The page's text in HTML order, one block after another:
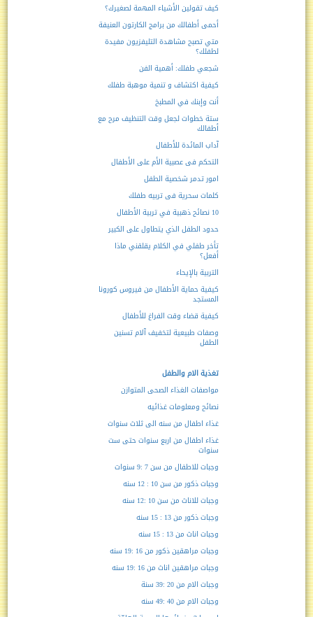
كيف تقولين الأشياء المهمة لصغيرك؟
أحمى أطفالك من برامج الكارتون العنيفة
متي تصبح مشاهدة التليفزيون مفيدة
لطفلك؟
شجعي طفلك: أهمية الفن
كيفية اكتشاف و تنمية موهبة طفلك
أنت وإبنك في المطبخ
ستة خطوات لجعل وقت التنظيف مرح مع
أطفالك
آداب المائدة للأطفال
التحكم فى عصبية الأم على الأطفال
امور تدمر شخصية الطفل
كلمات سحرية فى تربيه طفلك
10 نصائح ذهبية في تربية الأطفال
حدود الطفل الذي يتطاول على الكبير
تأخر طفلي في الكلام يقلقني ماذا
أفعل؟
التربية بالإيحاء
كيفية حماية الأطفال من فيروس كورونا
المستجد
كيفية قضاء وقت الفراغ للأطفال
وصفات طبيعية لتخفيف آلام تسنين
الطفل
تغذية الام والطفل
مواصفات الغذاء الصحى المتوازن
نصائح ومعلومات غذائيه
غذاء اطفال من سنه الى ثلاث سنوات
غذاء اطفال من اربع سنوات حتى ست
سنوات
وجبات للاطفال من سن 7 :9 سنوات
وجبات ذكور من سن 10 : 12 سنه
وجبات للاناث من سن 10 :12 سنه
وجبات ذكور من 13 : 15 سنه
وجبات اناث من 13 : 15 سنه
وجبات مراهقين ذكور من 16 :19 سنه
وجبات مراهقين اناث من 16 :19 سنه
وجبات الام من 20 :39 سنة
وجبات الام من 40 :49 سنه